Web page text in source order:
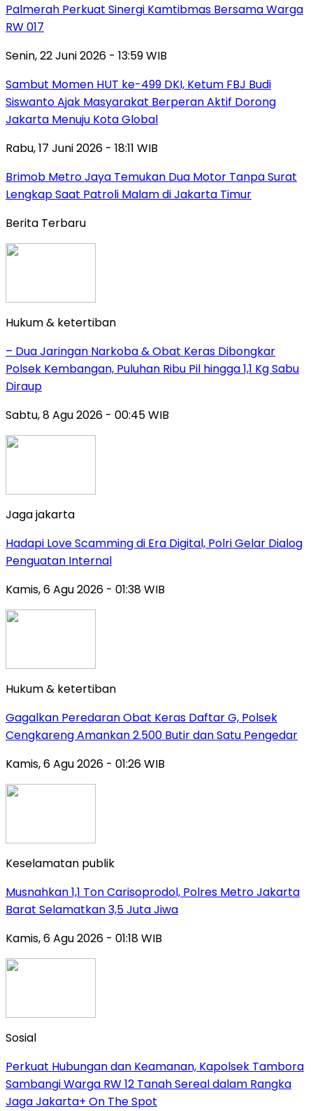
Palmerah Perkuat Sinergi Kamtibmas Bersama Warga
RW 017
Senin, 22 Juni 2026 - 13:59 WIB
Sambut Momen HUT ke-499 DKI, Ketum FBJ Budi
Siswanto Ajak Masyarakat Berperan Aktif Dorong
Jakarta Menuju Kota Global
Rabu, 17 Juni 2026 - 18:11 WIB
Brimob Metro Jaya Temukan Dua Motor Tanpa Surat
Lengkap Saat Patroli Malam di Jakarta Timur
Berita Terbaru
Hukum & ketertiban
– Dua Jaringan Narkoba & Obat Keras Dibongkar
Polsek Kembangan, Puluhan Ribu Pil hingga 1,1 Kg Sabu
Diraup
Sabtu, 8 Agu 2026 - 00:45 WIB
Jaga jakarta
Hadapi Love Scamming di Era Digital, Polri Gelar Dialog
Penguatan Internal
Kamis, 6 Agu 2026 - 01:38 WIB
Hukum & ketertiban
Gagalkan Peredaran Obat Keras Daftar G, Polsek
Cengkareng Amankan 2.500 Butir dan Satu Pengedar
Kamis, 6 Agu 2026 - 01:26 WIB
Keselamatan publik
Musnahkan 1,1 Ton Carisoprodol, Polres Metro Jakarta
Barat Selamatkan 3,5 Juta Jiwa
Kamis, 6 Agu 2026 - 01:18 WIB
Sosial
Perkuat Hubungan dan Keamanan, Kapolsek Tambora
Sambangi Warga RW 12 Tanah Sereal dalam Rangka
Jaga Jakarta+ On The Spot